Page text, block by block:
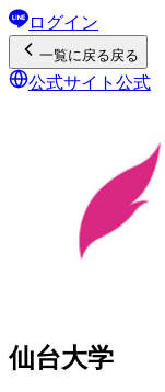
ログイン
一覧に戻る戻る
公式サイト 公式
仙台大学